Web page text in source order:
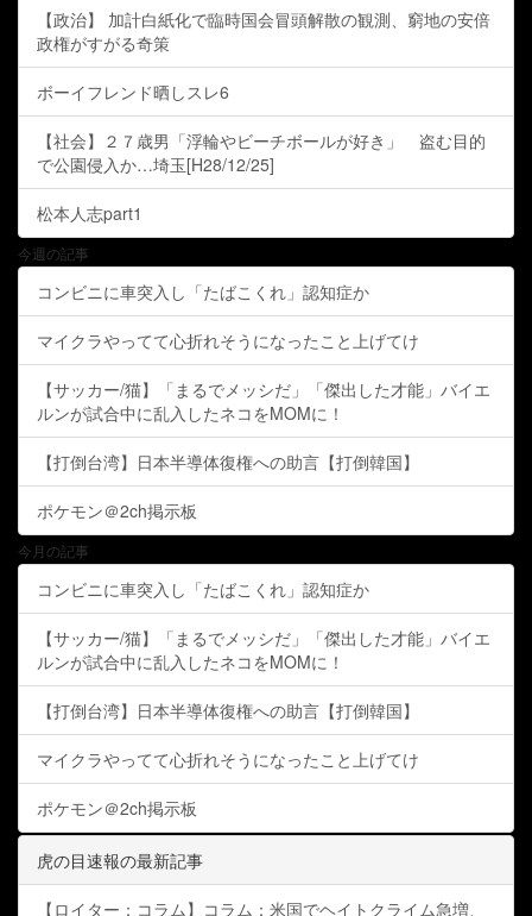
【政治】 加計白紙化で臨時国会冒頭解散の観測、窮地の安倍
政権がすがる奇策
ボーイフレンド晒しスレ6
【社会】２７歳男「浮輪やビーチボールが好き」 盗む目的
で公園侵入か…埼玉[H28/12/25]
松本人志part1
今週の記事
コンビニに車突入し「たばこくれ」認知症か
マイクラやってて心折れそうになったこと上げてけ
【サッカー/猫】「まるでメッシだ」「傑出した才能」バイエ
ルンが試合中に乱入したネコをMOMに！
【打倒台湾】日本半導体復権への助言【打倒韓国】
ポケモン＠2ch掲示板
今月の記事
コンビニに車突入し「たばこくれ」認知症か
【サッカー/猫】「まるでメッシだ」「傑出した才能」バイエ
ルンが試合中に乱入したネコをMOMに！
【打倒台湾】日本半導体復権への助言【打倒韓国】
マイクラやってて心折れそうになったこと上げてけ
ポケモン＠2ch掲示板
虎の目速報の最新記事
【ロイター：コラム】コラム：米国でヘイトクライム急増、